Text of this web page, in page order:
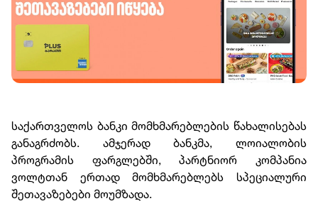
საქართველოს ბანკი მომხმარებლების წახალისებას
განაგრძობს. ამჯერად ბანკმა, ლოიალობის
პროგრამის ფარგლებში, პარტნიორ კომპანია
ვოლტთან ერთად მომხმარებლებს სპეციალური
შეთავაზებები მოუმზადა.